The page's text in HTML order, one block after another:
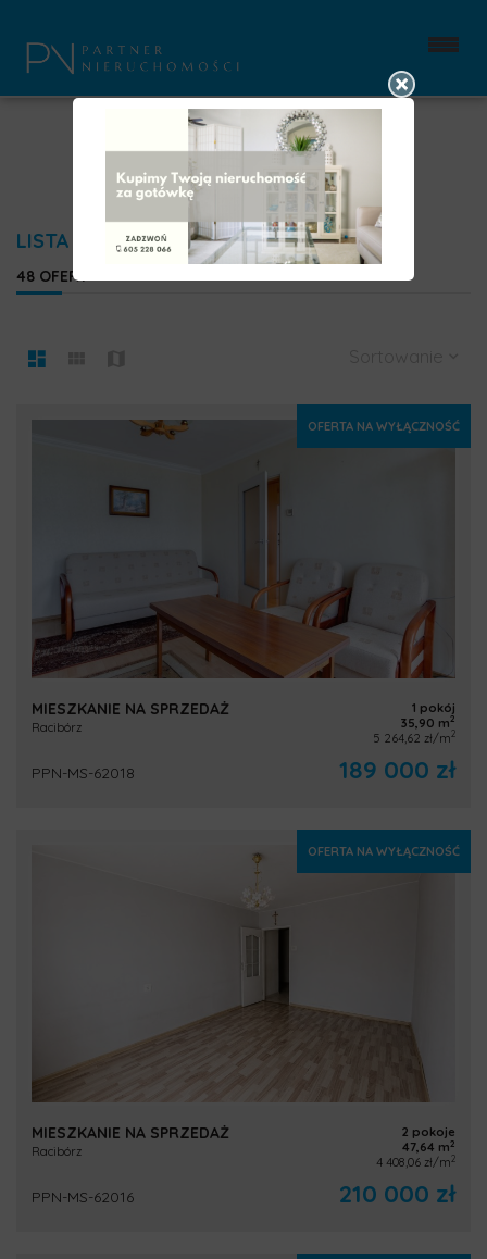
LISTA OFERT
48 OFERT
OFERTA NA WYŁĄCZNOŚĆ
MIESZKANIE NA SPRZEDAŻ
Racibórz
1 pokój
35,90 m2
5 264,62 zł/m2
PPN-MS-62018 189 000 zł
OFERTA NA WYŁĄCZNOŚĆ
MIESZKANIE NA SPRZEDAŻ
Racibórz
2 pokoje
47,64 m2
4 408,06 zł/m2
PPN-MS-62016 210 000 zł